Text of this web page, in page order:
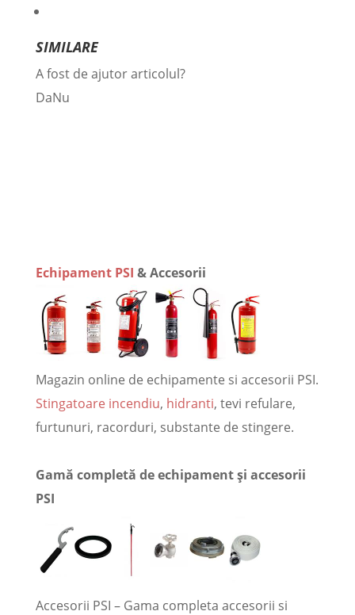
SIMILARE
A fost de ajutor articolul?
DaNu
Echipament PSI & Accesorii
Magazin online de echipamente si accesorii PSI.
Stingatoare incendiu, hidranti, tevi refulare,
furtunuri, racorduri, substante de stingere.
Gamă completă de echipament și accesorii
PSI
Accesorii PSI – Gama completa accesorii si